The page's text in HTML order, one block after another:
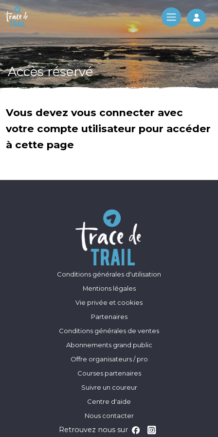
Log
Accès réservé
Vous devez vous connecter avec
votre compte utilisateur pour accéder
à cette page
Conditions générales d'utilisation
Mentions légales
Vie privée et cookies
Partenaires
Conditions générales de ventes
Abonnements grand public
Offre organisateurs / pro
Courses partenaires
Suivre un coureur
Centre d'aide
Nous contacter
Retrouvez nous sur